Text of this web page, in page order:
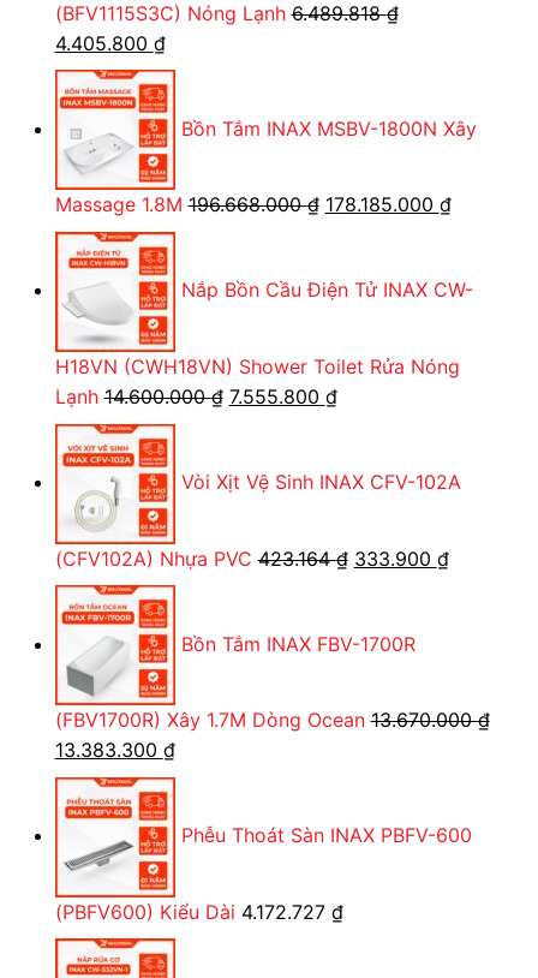
(BFV1115S3C) Nóng Lạnh 6.489.818₫
Giá
gốc
là:
6.489.818 ₫.
4.405.800 ₫Giá
hiện
tại
là:
4.405.800 ₫.
Bồn Tắm INAX MSBV-1800N Xây
Massage 1.8M 196.668.000₫ Giá
196.668.000 ₫.
178.185.000 ₫Giá
là:
Nắp Bồn Cầu Điện Tử INAX CW-
H18VN (CWH18VN) Shower Toilet Rửa Nóng
Lạnh 14.600.000₫ Giá
14.600.000 ₫.
7.555.800 ₫Giá
là:
Vòi Xịt Vệ Sinh INAX CFV-102A
(CFV102A) Nhựa PVC 423.164₫ Giá
423.164 ₫.
333.900 ₫Giá
Bồn Tắm INAX FBV-1700R
(FBV1700R) Xây 1.7M Dòng Ocean 13.670.000₫
Giá
gốc
là:
13.670.000 ₫.
13.383.300 ₫Giá
hiện
là:
Phễu Thoát Sàn INAX PBFV-600
(PBFV600) Kiểu Dài 4.172.727 ₫